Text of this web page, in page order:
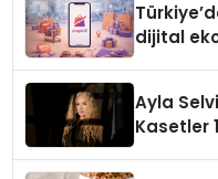
dijital
Ayla
Kasetler